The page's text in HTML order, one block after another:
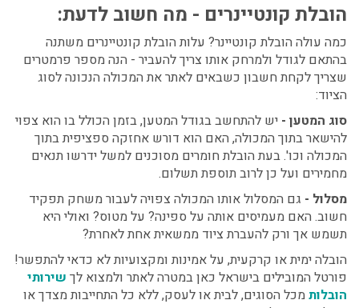
הובלת קונטיינרים - מה חשוב לדעת:
כמה עולה הובלת קונטיינר? עלות הובלת קונטיינרים משתנה
בהתאם לגודל ולמרחק אותו צריך להעביר - הנה מספר פרמטרים
שצריך לקחת חשבון כשבאים לאתר את המכולה הנכונה לסוג
הציוד:
סוג המטען - יש להתחשב בגודל המטען, בזמן הכולל בו הוא צפוי
להישאר בתוך המכולה, האם הוא דורש אחזקה ספציפית בתוך
המכולה וכו'. בעת הובלת חומרים מסוכנים למשל ידרשו תנאים
מחמירים ועל כן לרוב תוספת תשלום.
מסלול - גם המסלול אותו המכולה צפויה לעבור משחק תפקיד
חשוב. האם מעמיסים אותה על ספינה? על מטוס? ואולי היא
תשמש אך ורק להעברת ציוד ממשאית אחת לאחרת?
הובלה ימית או קרקעית, על אמינות ומקצועיות לא כדאי להתפשר!
פורטל המובילים בישראל כאן במטרה לאתר ולמצוא לך שירותי
הובלותמכל הסוגים, לבית או לעסק, ללא כל התחייבות מצדך או